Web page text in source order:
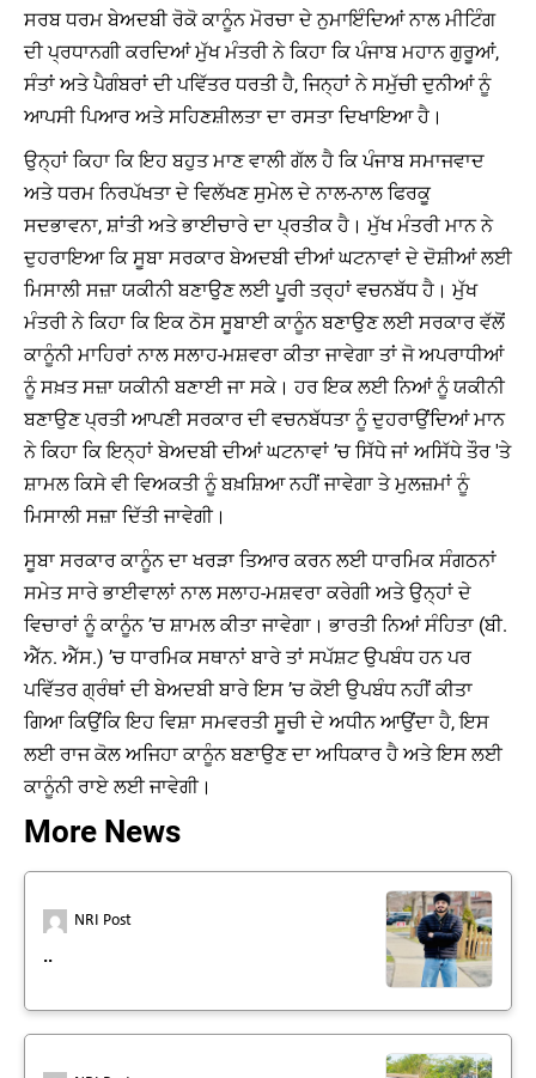
ਸਰਬ ਧਰਮ ਬੇਅਦਬੀ ਰੋਕੋ ਕਾਨੂੰਨ ਮੋਰਚਾ ਦੇ ਨੁਮਾਇੰਦਿਆਂ ਨਾਲ ਮੀਟਿੰਗ
ਦੀ ਪ੍ਰਧਾਨਗੀ ਕਰਦਿਆਂ ਮੁੱਖ ਮੰਤਰੀ ਨੇ ਕਿਹਾ ਕਿ ਪੰਜਾਬ ਮਹਾਨ ਗੁਰੂਆਂ,
ਸੰਤਾਂ ਅਤੇ ਪੈਗੰਬਰਾਂ ਦੀ ਪਵਿੱਤਰ ਧਰਤੀ ਹੈ, ਜਿਨ੍ਹਾਂ ਨੇ ਸਮੁੱਚੀ ਦੁਨੀਆਂ ਨੂੰ
ਆਪਸੀ ਪਿਆਰ ਅਤੇ ਸਹਿਣਸ਼ੀਲਤਾ ਦਾ ਰਸਤਾ ਦਿਖਾਇਆ ਹੈ।
ਉਨ੍ਹਾਂ ਕਿਹਾ ਕਿ ਇਹ ਬਹੁਤ ਮਾਣ ਵਾਲੀ ਗੱਲ ਹੈ ਕਿ ਪੰਜਾਬ ਸਮਾਜਵਾਦ
ਅਤੇ ਧਰਮ ਨਿਰਪੱਖਤਾ ਦੇ ਵਿਲੱਖਣ ਸੁਮੇਲ ਦੇ ਨਾਲ-ਨਾਲ ਫਿਰਕੂ
ਸਦਭਾਵਨਾ, ਸ਼ਾਂਤੀ ਅਤੇ ਭਾਈਚਾਰੇ ਦਾ ਪ੍ਰਤੀਕ ਹੈ। ਮੁੱਖ ਮੰਤਰੀ ਮਾਨ ਨੇ
ਦੁਹਰਾਇਆ ਕਿ ਸੂਬਾ ਸਰਕਾਰ ਬੇਅਦਬੀ ਦੀਆਂ ਘਟਨਾਵਾਂ ਦੇ ਦੋਸ਼ੀਆਂ ਲਈ
ਮਿਸਾਲੀ ਸਜ਼ਾ ਯਕੀਨੀ ਬਣਾਉਣ ਲਈ ਪੂਰੀ ਤਰ੍ਹਾਂ ਵਚਨਬੱਧ ਹੈ। ਮੁੱਖ
ਮੰਤਰੀ ਨੇ ਕਿਹਾ ਕਿ ਇਕ ਠੋਸ ਸੂਬਾਈ ਕਾਨੂੰਨ ਬਣਾਉਣ ਲਈ ਸਰਕਾਰ ਵੱਲੋਂ
ਕਾਨੂੰਨੀ ਮਾਹਿਰਾਂ ਨਾਲ ਸਲਾਹ-ਮਸ਼ਵਰਾ ਕੀਤਾ ਜਾਵੇਗਾ ਤਾਂ ਜੋ ਅਪਰਾਧੀਆਂ
ਨੂੰ ਸਖ਼ਤ ਸਜ਼ਾ ਯਕੀਨੀ ਬਣਾਈ ਜਾ ਸਕੇ। ਹਰ ਇਕ ਲਈ ਨਿਆਂ ਨੂੰ ਯਕੀਨੀ
ਬਣਾਉਣ ਪ੍ਰਤੀ ਆਪਣੀ ਸਰਕਾਰ ਦੀ ਵਚਨਬੱਧਤਾ ਨੂੰ ਦੁਹਰਾਉਂਦਿਆਂ ਮਾਨ
ਨੇ ਕਿਹਾ ਕਿ ਇਨ੍ਹਾਂ ਬੇਅਦਬੀ ਦੀਆਂ ਘਟਨਾਵਾਂ ’ਚ ਸਿੱਧੇ ਜਾਂ ਅਸਿੱਧੇ ਤੌਰ 'ਤੇ
ਸ਼ਾਮਲ ਕਿਸੇ ਵੀ ਵਿਅਕਤੀ ਨੂੰ ਬਖ਼ਸ਼ਿਆ ਨਹੀਂ ਜਾਵੇਗਾ ਤੇ ਮੁਲਜ਼ਮਾਂ ਨੂੰ
ਮਿਸਾਲੀ ਸਜ਼ਾ ਦਿੱਤੀ ਜਾਵੇਗੀ।
ਸੂਬਾ ਸਰਕਾਰ ਕਾਨੂੰਨ ਦਾ ਖਰੜਾ ਤਿਆਰ ਕਰਨ ਲਈ ਧਾਰਮਿਕ ਸੰਗਠਨਾਂ
ਸਮੇਤ ਸਾਰੇ ਭਾਈਵਾਲਾਂ ਨਾਲ ਸਲਾਹ-ਮਸ਼ਵਰਾ ਕਰੇਗੀ ਅਤੇ ਉਨ੍ਹਾਂ ਦੇ
ਵਿਚਾਰਾਂ ਨੂੰ ਕਾਨੂੰਨ ’ਚ ਸ਼ਾਮਲ ਕੀਤਾ ਜਾਵੇਗਾ। ਭਾਰਤੀ ਨਿਆਂ ਸੰਹਿਤਾ (ਬੀ.
ਐੱਨ. ਐੱਸ.) ’ਚ ਧਾਰਮਿਕ ਸਥਾਨਾਂ ਬਾਰੇ ਤਾਂ ਸਪੱਸ਼ਟ ਉਪਬੰਧ ਹਨ ਪਰ
ਪਵਿੱਤਰ ਗ੍ਰੰਥਾਂ ਦੀ ਬੇਅਦਬੀ ਬਾਰੇ ਇਸ ’ਚ ਕੋਈ ਉਪਬੰਧ ਨਹੀਂ ਕੀਤਾ
ਗਿਆ ਕਿਉਂਕਿ ਇਹ ਵਿਸ਼ਾ ਸਮਵਰਤੀ ਸੂਚੀ ਦੇ ਅਧੀਨ ਆਉਂਦਾ ਹੈ, ਇਸ
ਲਈ ਰਾਜ ਕੋਲ ਅਜਿਹਾ ਕਾਨੂੰਨ ਬਣਾਉਣ ਦਾ ਅਧਿਕਾਰ ਹੈ ਅਤੇ ਇਸ ਲਈ
ਕਾਨੂੰਨੀ ਰਾਏ ਲਈ ਜਾਵੇਗੀ।
More News
NRI Post
..